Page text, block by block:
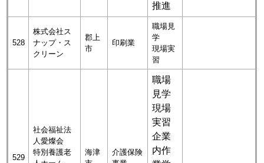
推進
528
株式会社ス
ナップ・ス
クリーン
郡上
市
印刷業
職場見
学
現場実
習
529
社会福祉法
人愛燦会
特別養護老
海津
介護保険
職場
見学
現場
実習
企業
内作